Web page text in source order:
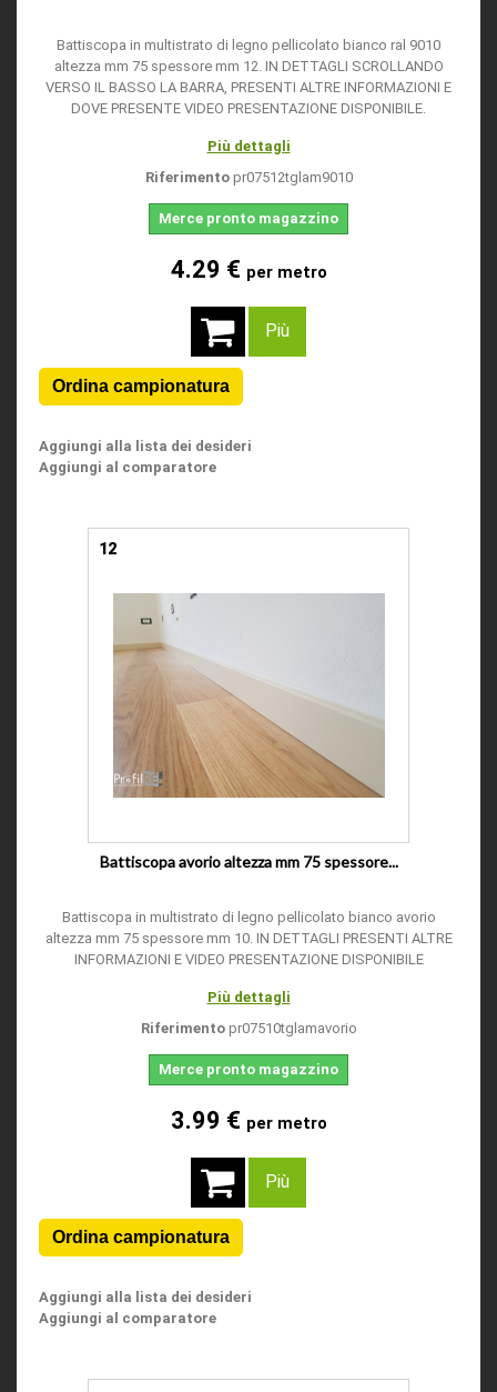
Battiscopa in multistrato di legno pellicolato bianco ral 9010
altezza mm 75 spessore mm 12. IN DETTAGLI SCROLLANDO
VERSO IL BASSO LA BARRA, PRESENTI ALTRE INFORMAZIONI E
DOVE PRESENTE VIDEO PRESENTAZIONE DISPONIBILE.
Più dettagli
Riferimento pr07512tglam9010
Merce pronto magazzino
4.29 € per metro
Più
Aggiungi alla lista dei desideri
Aggiungi al comparatore
12
Battiscopa avorio altezza mm 75 spessore...
Battiscopa in multistrato di legno pellicolato bianco avorio
altezza mm 75 spessore mm 10. IN DETTAGLI PRESENTI ALTRE
INFORMAZIONI E VIDEO PRESENTAZIONE DISPONIBILE
Più dettagli
Riferimento pr07510tglamavorio
Merce pronto magazzino
3.99 € per metro
Più
Aggiungi alla lista dei desideri
Aggiungi al comparatore